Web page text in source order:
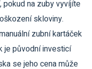
na zuby vyvíjíte
skloviny.
zubní kartáček
je původní investicí
se jeho cena může